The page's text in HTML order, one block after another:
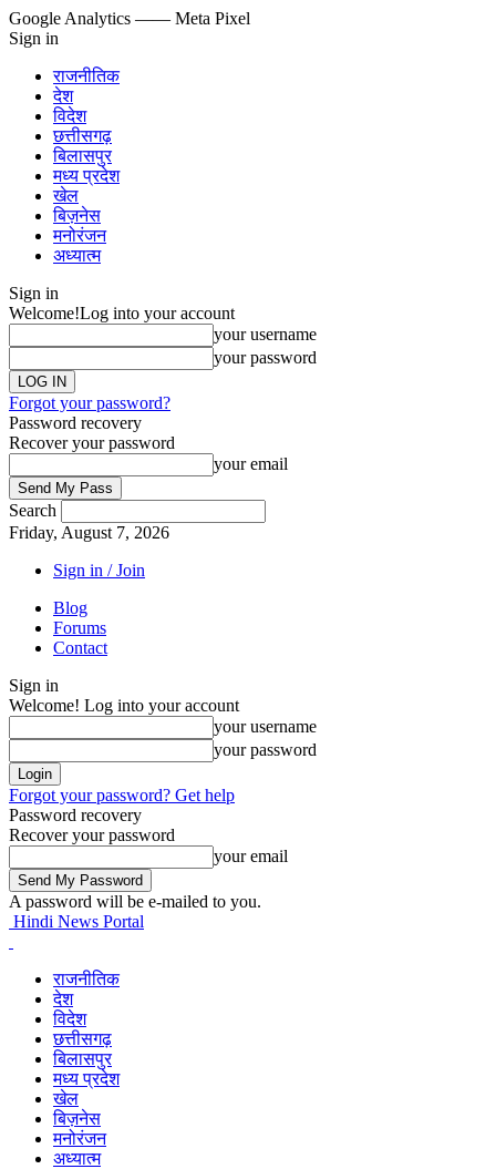
Google Analytics —— Meta Pixel
Sign in
राजनीतिक
देश
विदेश
छत्तीसगढ़
बिलासपुर
मध्य प्रदेश
खेल
बिज़नेस
मनोरंजन
अध्यात्म
Sign in
Welcome!Log into your account
your username
your password
Forgot your password?
Password recovery
Recover your password
your email
Search
Friday, August 7, 2026
Sign in / Join
Blog
Forums
Contact
Sign in
Welcome! Log into your account
your username
your password
Forgot your password? Get help
Password recovery
Recover your password
your email
A password will be e-mailed to you.
Hindi News Portal
राजनीतिक
देश
विदेश
छत्तीसगढ़
बिलासपुर
मध्य प्रदेश
खेल
बिज़नेस
मनोरंजन
अध्यात्म